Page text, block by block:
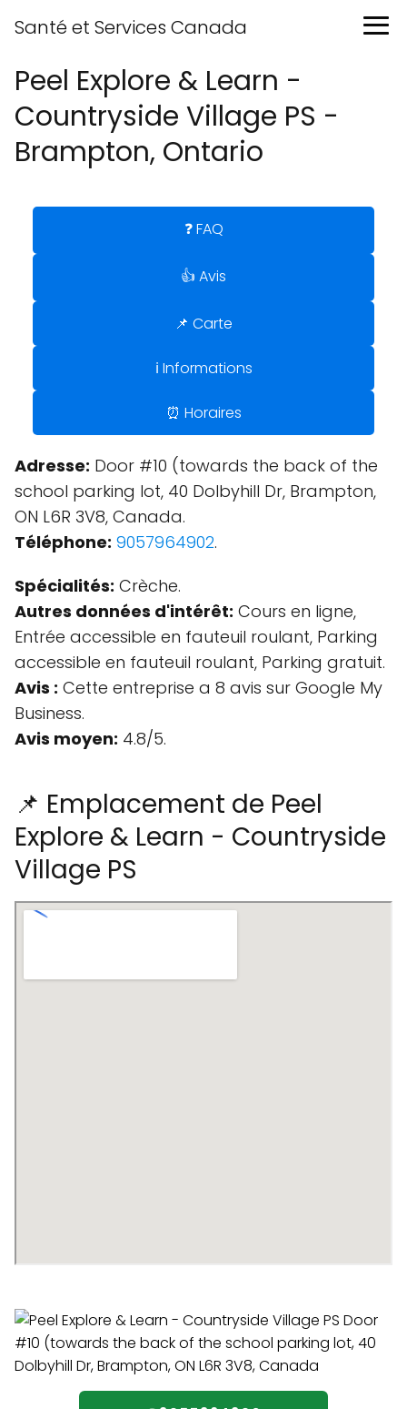
Santé et Services Canada
Peel Explore & Learn -
Countryside Village PS -
Brampton, Ontario
❓ FAQ
👍 Avis
📌 Carte
ℹ️ Informations
⏰ Horaires
Adresse: Door #10 (towards the back of the
school parking lot, 40 Dolbyhill Dr, Brampton,
ON L6R 3V8, Canada.
Téléphone: 9057964902.
Spécialités: Crèche.
Autres données d'intérêt: Cours en ligne,
Entrée accessible en fauteuil roulant, Parking
accessible en fauteuil roulant, Parking gratuit.
Avis : Cette entreprise a 8 avis sur Google My
Business.
Avis moyen: 4.8/5.
📌 Emplacement de Peel
Explore & Learn - Countryside
Village PS